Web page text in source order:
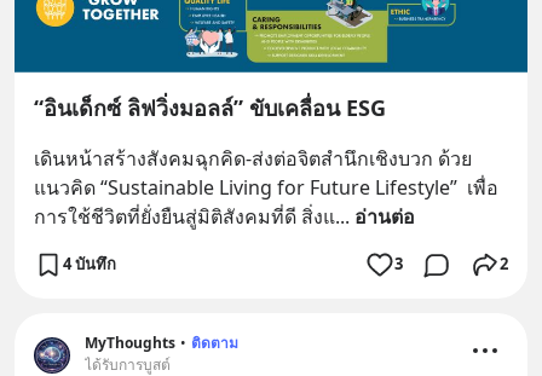
“อินเด็กซ์ ลิฟวิ่งมอลล์” ขับเคลื่อน ESG
เดินหน้าสร้างสังคมฉุกคิด-ส่งต่อจิตสำนึกเชิงบวก ด้วย
แนวคิด “Sustainable Living for Future Lifestyle”  เพื่อ
การใช้ชีวิตที่ยั่งยืนสู่มิติสังคมที่ดี สิ่งแ... อ่านต่อ
4 บันทึก 3 2
MyThoughts • ติดตาม
ได้รับการบูสต์